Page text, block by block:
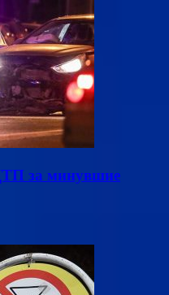
за минувшие